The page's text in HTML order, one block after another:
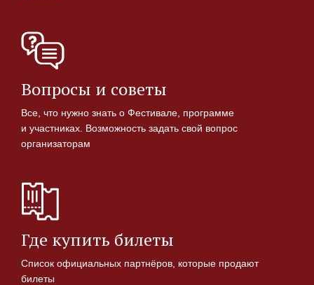
Вопросы и советы
Все, что нужно знать о Фестивале, программе
и участниках. Возможность задать свой вопрос
организаторам
Где купить билеты
Список официальных партнёров, которые продают
билеты